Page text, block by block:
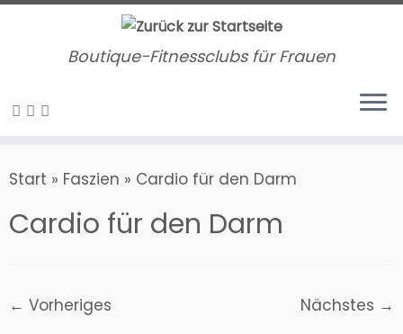
Zum
Boutique-Fitnessclubs für Frauen
Start » Faszien » Cardio für den Darm
Cardio für den Darm
← Vorheriges Nächstes →